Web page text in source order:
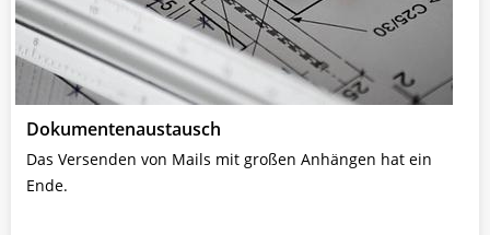
Dokumentenaustausch
Das Versenden von Mails mit großen Anhängen hat ein
Ende.